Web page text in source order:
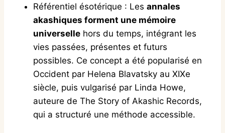
Référentiel ésotérique : Les annales
akashiques forment une mémoire
universelle hors du temps, intégrant les
vies passées, présentes et futurs
possibles. Ce concept a été popularisé en
Occident par Helena Blavatsky au XIXe
siècle, puis vulgarisé par Linda Howe,
auteure de The Story of Akashic Records,
qui a structuré une méthode accessible.